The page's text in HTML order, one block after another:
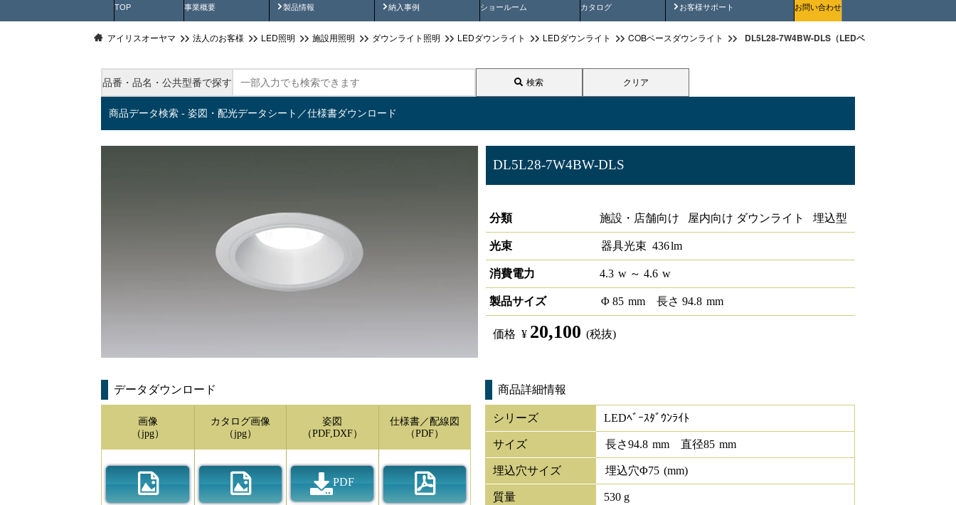
TOP 事業概要 製品情報
製品動画 納入事例
納入事例動画 ショールーム カタログ お客様サポート
安全にご使用いただくためにお問い合わせ
アイリスオーヤマ 法人のお客様 LED照明 施設用照明 ダウンライト照明 LEDダウンライト LEDダウンライト COBベースダウンライト DL5L28-7W4BW-DLS（LEDベースダウンライトφ75
品番・品名・公共型番で探す 検索 クリア
商品データ検索 - 姿図・配光データシート／仕様書ダウンロード
DL5L28-7W4BW-DLS
分類
施設・店舗向け 屋内向け ダウンライト 埋込型
光束 器具光束 436lm
消費電力 4.3 w ～ 4.6 w
製品サイズ Φ85 mm 長さ94.8 mm
価格 ¥ 20,100 (税抜)
データダウンロード
画像
（jpg）
カタログ画像
（jpg）
姿図
（PDF,DXF）
PDF
仕様書／配線図
（PDF）
商品詳細情報
シリーズ LEDﾍﾞｰｽﾀﾞｳﾝﾗｲﾄ
サイズ 長さ94.8 mm 直径85 mm
埋込穴サイズ 埋込穴Φ75 (mm)
質量 530 g